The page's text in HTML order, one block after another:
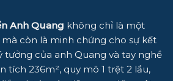
Anh Quang không chỉ là một
còn là minh chứng cho sự kết
tưởng của anh Quang và tay nghề
tích 236m², quy mô 1 trệt 2 lầu,